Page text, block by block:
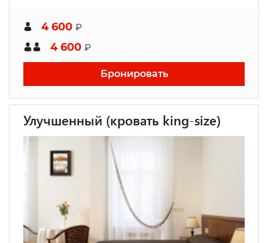
4 600 ₽
4 600 ₽
Бронировать
Улучшенный (кровать king-size)